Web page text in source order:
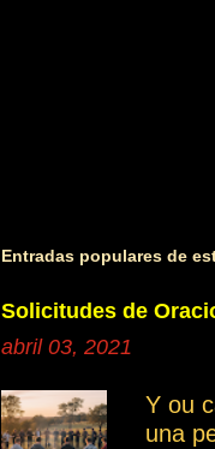
Entradas populares de
Solicitudes de
abril 03, 2021
Y ou
una